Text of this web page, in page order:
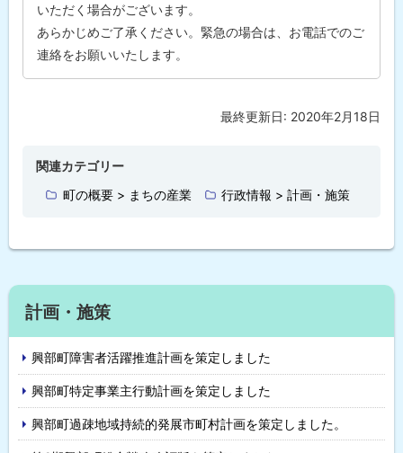
当
口
いただく場合がございます。
あらかじめご了承ください。緊急の場合は、お電話でのご
連絡をお願いいたします。
最終更新日: 2020年2月18日
関連カテゴリー
町の概要 > まちの産業
行政情報 > 計画・施策
計画・施策
興部町障害者活躍推進計画を策定しました
興部町特定事業主行動計画を策定しました
興部町過疎地域持続的発展市町村計画を策定しました。